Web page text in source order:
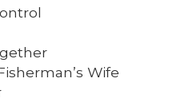
Wife